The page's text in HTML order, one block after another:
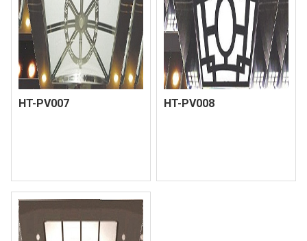
HT-PV007 HT-PV008